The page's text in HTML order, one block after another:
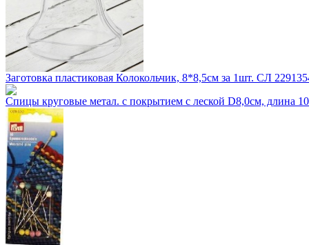
Заготовка пластиковая Колокольчик, 8*8,5см за 1шт. СЛ
Спицы круговые метал. с покрытием с леской D8,0см, длина